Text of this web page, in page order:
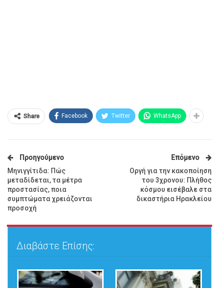
Share Facebook Twitter WhatsApp
Προηγούμενο
Μηνιγγίτιδα: Πώς
μεταδίδεται, τα μέτρα
προστασίας, ποια
συμπτώματα χρειάζονται
προσοχή
Επόμενο
Οργή για την κακοποίηση
του 3χρονου: Πλήθος
κόσμου εισέβαλε στα
δικαστήρια Ηρακλείου
Διαβάστε Επίσης: